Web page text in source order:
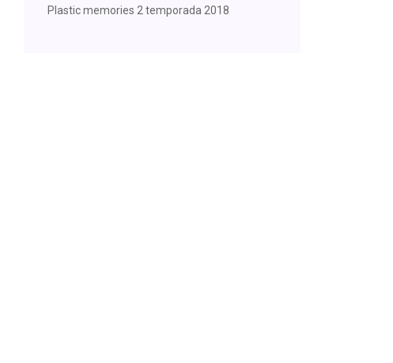
Plastic memories 2 temporada 2018